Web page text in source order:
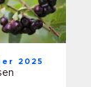
2025